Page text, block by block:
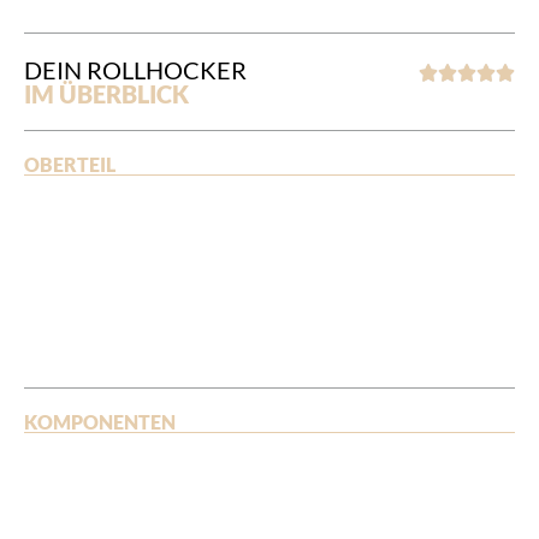
DEIN ROLLHOCKER
IM ÜBERBLICK

OBERTEIL
KOMPONENTEN